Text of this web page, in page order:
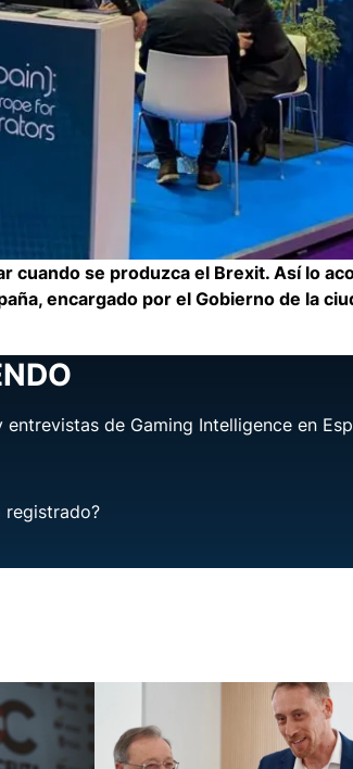
cuando se produzca el Brexit. Así lo
encargado por el Gobierno de la
de Gaming Intelligence en
registrado?